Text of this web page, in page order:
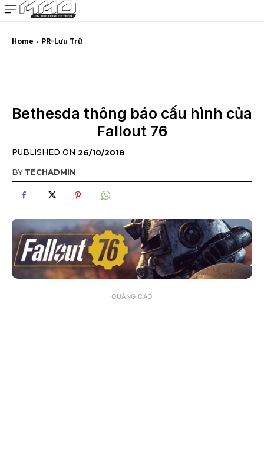
MMOSITE - Thông tin công nghệ
Bài viết nổi bật
Home PR-Lưu Trữ
Bethesda thông báo cấu hình của
Fallout 76
PUBLISHED ON 26/10/2018
BY TECHADMIN
QUẢNG CÁO